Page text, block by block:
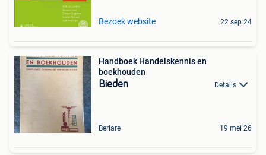
Bezoek website 22 sep 24
Handboek Handelskennis en
boekhouden
Bieden Details
Berlare 19 mei 26